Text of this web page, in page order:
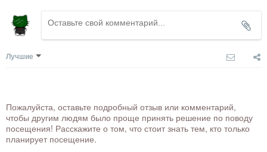
Лучшие
Пожалуйста, оставьте подробный отзыв или комментарий,
чтобы другим людям было проще принять решение по поводу
посещения! Расскажите о том, что стоит знать тем, кто только
планирует посещение.